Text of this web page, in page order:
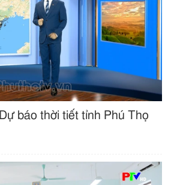
Dự báo thời tiết tỉnh Phú Thọ